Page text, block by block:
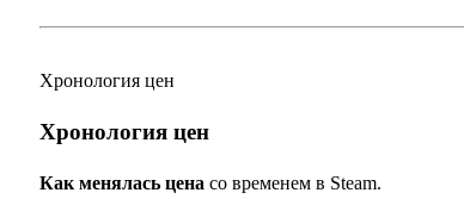
Хронология цен
Хронология цен
Как менялась цена со временем в Steam.